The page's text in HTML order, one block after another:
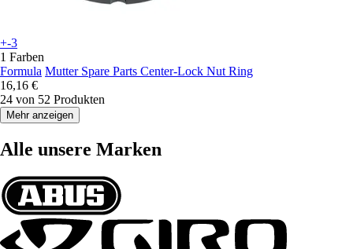
+-3
1 Farben
Formula Mutter Spare Parts Center-Lock Nut Ring
16,16 €
24 von 52 Produkten
Mehr anzeigen
Alle unsere Marken